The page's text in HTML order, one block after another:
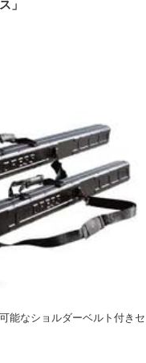
」
能なショルダーベルト付きセ